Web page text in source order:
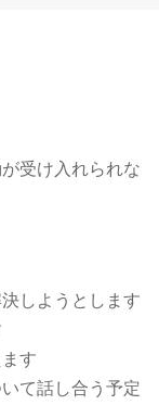
受け入れられな
しようとします
す
て話し合う予定